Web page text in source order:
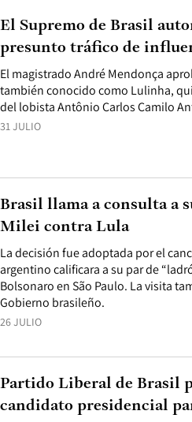
31 JULIO
El magistrado André Mendonça
también conocido como Lulinha,
del lobista Antônio Carlos Camilo
El Supremo de Brasil
presunto tráfico de
26 JULIO
La decisión fue adoptada por el
argentino calificara a su par de
Bolsonaro en São Paulo. La visita
Gobierno brasileño.
Brasil llama a consulta a
Milei contra Lula
Partido Liberal de Brasil
candidato presidencial